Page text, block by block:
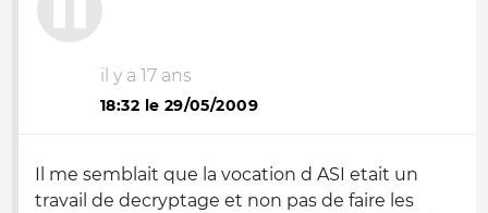
il y a 17 ans
18:32 le 29/05/2009
Il me semblait que la vocation d ASI etait un
travail de decryptage et non pas de faire les